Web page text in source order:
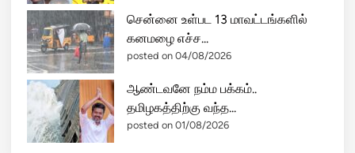
சென்னை உள்பட 13 மாவட்டங்களில்
கனமழை எச்ச...
posted on 04/08/2026
ஆண்டவனே நம்ம பக்கம்..
தமிழகத்திற்கு வந்த...
posted on 01/08/2026